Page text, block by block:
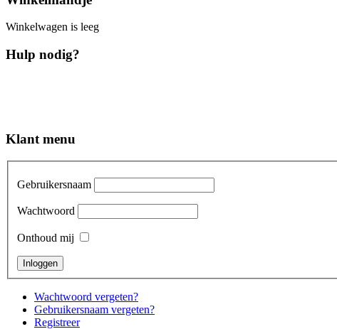
Winkelwagen is leeg
Hulp nodig?
Klant menu
Gebruikersnaam
Wachtwoord
Onthoud mij
Wachtwoord vergeten?
Gebruikersnaam vergeten?
Registreer